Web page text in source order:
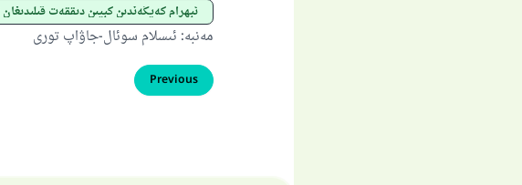
ئېھرام كەيگەندىن كېيىن دىققەت
مەنبە: ئىسلام سوئال-جاۋاپ تورى
Previous